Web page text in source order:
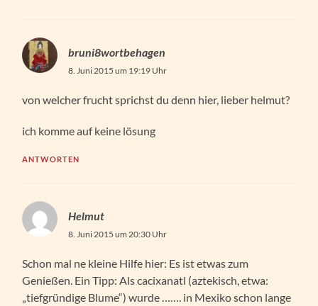
bruni8wortbehagen
8. Juni 2015 um 19:19 Uhr
von welcher frucht sprichst du denn hier, lieber helmut?
ich komme auf keine lösung
ANTWORTEN
Helmut
8. Juni 2015 um 20:30 Uhr
Schon mal ne kleine Hilfe hier: Es ist etwas zum
Genießen. Ein Tipp: Als cacixanatl (aztekisch, etwa:
„tiefgründige Blume“) wurde ……. in Mexiko schon lange